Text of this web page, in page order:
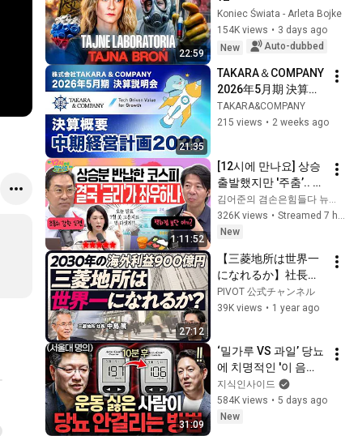
22:59
Koniec Świata - Arleta Bojke
154K views • 3 days ago
New
Auto-dubbed
21:35
TAKARA＆COMPANY
2026年5月期 決算説
明会/中期経営計画
2029
TAKARA&COMPANY
215 views • 2 weeks ago
1:11:52
[12시에 만나요] 상승
출발했지만 '주춤’.. 극
악의 시장 난이도에
지쳐가는 국민투자자
🤯 도와줘요 12시에
7일 금요일
326K views •
New
27:12
【三菱地所は世界一
になれるか】社長の
自己採点は？／海外
投資家の注目／オフ
の狙い／10年後の丸
の内／米国での勝ち
筋／日米不動産ビジ
ネス比較／2030年海
外利益900億
PIVOT 公式チャンネル
39K views • 1 year ago
31:09
‘밀가루 VS 과일’ 당뇨
에 치명적인 '이 음
식'ㅣ지식인초대석
EP.156 (이승훈 교수
2부)
지식인사이드
584K views • 5 days ago
New